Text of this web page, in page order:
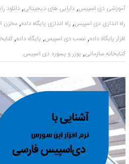
آموزشی دی اسپیس, دارایی های دیجیتالی, دانلود
راه اندازی دی اسپیس, راه اندازی پایگاه داده, مخزن
افزار پایگاه داده, نصب دی اسپیس, پایگاه داده,
کتابخانه سازمانی, یوزر و پسورد دی اسپیس